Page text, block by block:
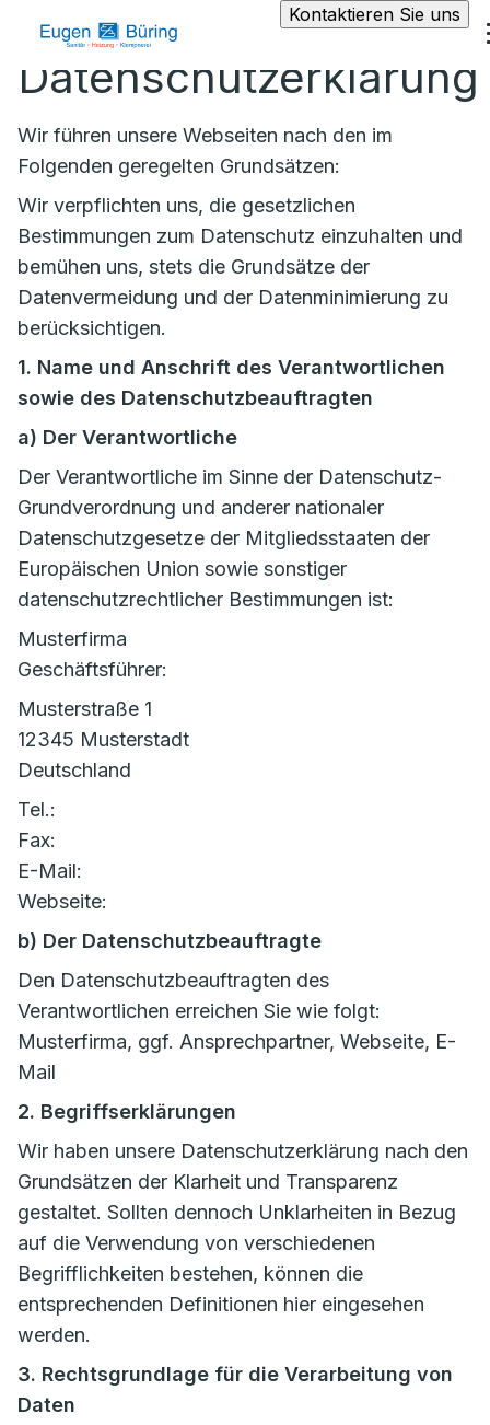
Kontaktieren Sie uns
Datenschutzerklärung
Wir führen unsere Webseiten nach den im
Folgenden geregelten Grundsätzen:
Wir verpflichten uns, die gesetzlichen
Bestimmungen zum Datenschutz einzuhalten und
bemühen uns, stets die Grundsätze der
Datenvermeidung und der Datenminimierung zu
berücksichtigen.
1. Name und Anschrift des Verantwortlichen
sowie des Datenschutzbeauftragten
a) Der Verantwortliche
Der Verantwortliche im Sinne der Datenschutz-
Grundverordnung und anderer nationaler
Datenschutzgesetze der Mitgliedsstaaten der
Europäischen Union sowie sonstiger
datenschutzrechtlicher Bestimmungen ist:
Musterfirma
Geschäftsführer:
Musterstraße 1
12345 Musterstadt
Deutschland
Tel.:
Fax:
E-Mail:
Webseite:
b) Der Datenschutzbeauftragte
Den Datenschutzbeauftragten des
Verantwortlichen erreichen Sie wie folgt:
Musterfirma, ggf. Ansprechpartner, Webseite, E-
Mail
2. Begriffserklärungen
Wir haben unsere Datenschutzerklärung nach den
Grundsätzen der Klarheit und Transparenz
gestaltet. Sollten dennoch Unklarheiten in Bezug
auf die Verwendung von verschiedenen
Begrifflichkeiten bestehen, können die
entsprechenden Definitionen hier eingesehen
werden.
3. Rechtsgrundlage für die Verarbeitung von
Daten